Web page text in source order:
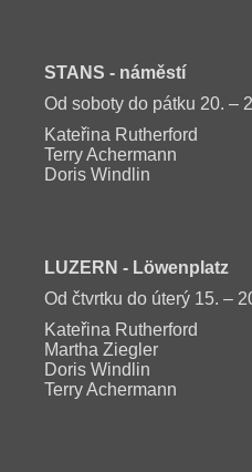
STANS - náměstí
Od soboty do pátku 20. –
Kateřina Rutherford
Terry Achermann
Doris Windlin
LUZERN - Löwenplatz
Od čtvrtku do úterý 15. –
Kateřina Rutherford
Martha Ziegler
Doris Windlin
Terry Achermann